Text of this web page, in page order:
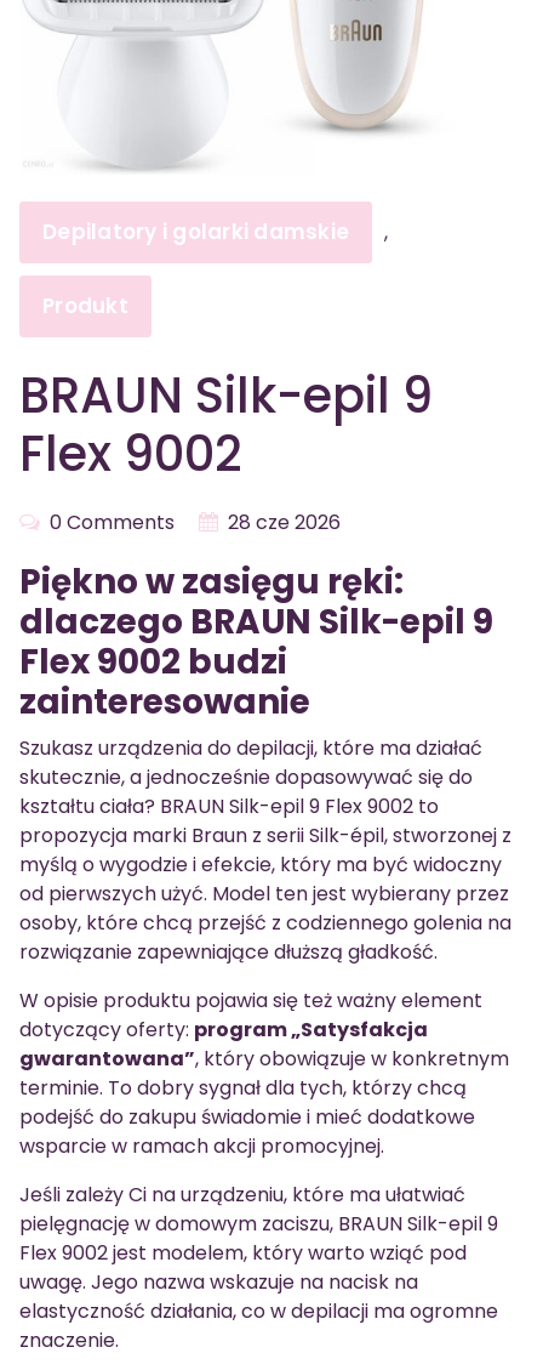
Depilatory i golarki damskie ,
Produkt
BRAUN Silk-epil 9
Flex 9002
0 Comments 28 cze 2026
Piękno w zasięgu ręki:
dlaczego BRAUN Silk-epil 9
Flex 9002 budzi
zainteresowanie
Szukasz urządzenia do depilacji, które ma działać
skutecznie, a jednocześnie dopasowywać się do
kształtu ciała? BRAUN Silk-epil 9 Flex 9002 to
propozycja marki Braun z serii Silk-épil, stworzonej z
myślą o wygodzie i efekcie, który ma być widoczny
od pierwszych użyć. Model ten jest wybierany przez
osoby, które chcą przejść z codziennego golenia na
rozwiązanie zapewniające dłuższą gładkość.
W opisie produktu pojawia się też ważny element
dotyczący oferty: program „Satysfakcja
gwarantowana”, który obowiązuje w konkretnym
terminie. To dobry sygnał dla tych, którzy chcą
podejść do zakupu świadomie i mieć dodatkowe
wsparcie w ramach akcji promocyjnej.
Jeśli zależy Ci na urządzeniu, które ma ułatwiać
pielęgnację w domowym zaciszu, BRAUN Silk-epil 9
Flex 9002 jest modelem, który warto wziąć pod
uwagę. Jego nazwa wskazuje na nacisk na
elastyczność działania, co w depilacji ma ogromne
znaczenie.